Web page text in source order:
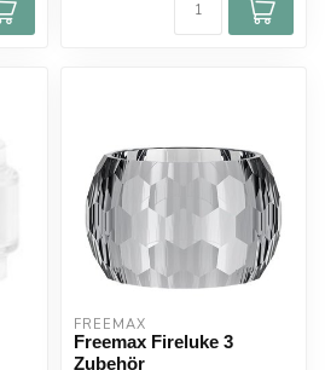
FREEMAX
Freemax Fireluke 3
Zubehör